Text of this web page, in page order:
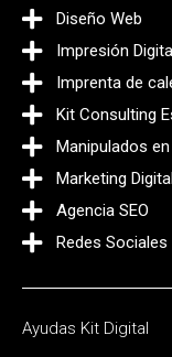
Diseño Web
Impresión
Imprenta de
Kit Consulting
Manipulados
Marketing
Agencia SEO
Redes Sociales
Ayudas Kit Digital